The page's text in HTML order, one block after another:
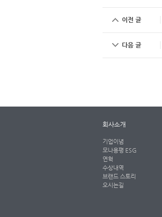
이전 글
다음 글
회사소개
기업이념
모나용평 ESG
연혁
수상내역
브랜드 스토리
오시는길